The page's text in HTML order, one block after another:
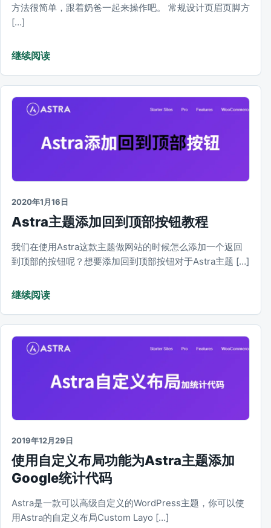
方法很简单，跟着奶爸一起来操作吧。 常规设计页眉页脚方
[…]
继续阅读
2020年1月16日
Astra主题添加回到顶部按钮教程
我们在使用Astra这款主题做网站的时候怎么添加一个返回
到顶部的按钮呢？想要添加回到顶部按钮对于Astra主题 […]
继续阅读
2019年12月29日
使用自定义布局功能为Astra主题添加
Google统计代码
Astra是一款可以高级自定义的WordPress主题，你可以使
用Astra的自定义布局Custom Layo […]